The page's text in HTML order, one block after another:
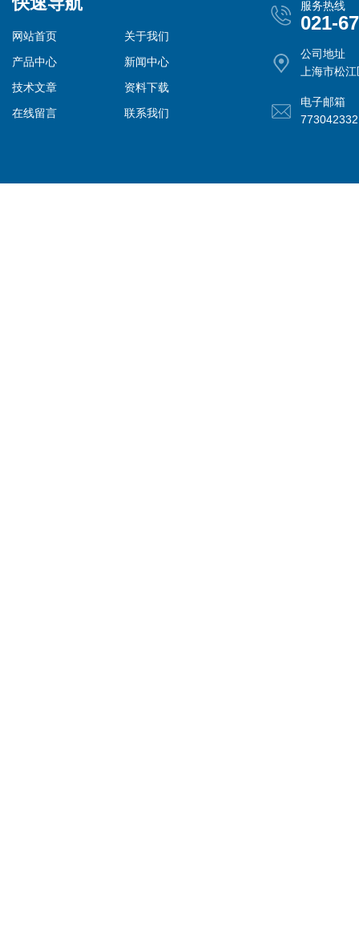
网站首页
关于我们
产品中心
新闻中心
技术文章
资料下载
在线留言
联系我们
服务热线
021-
公司地址
上海市松
电子邮箱